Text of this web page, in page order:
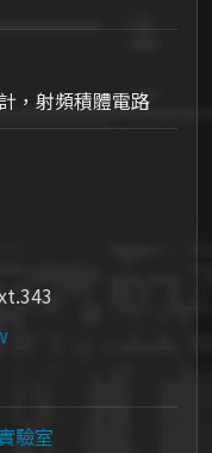
，射頻積體電路
驗室